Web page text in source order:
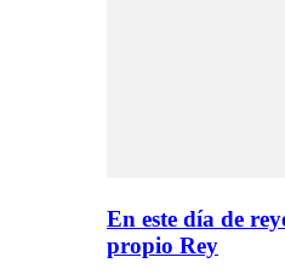
En este día de
propio Rey